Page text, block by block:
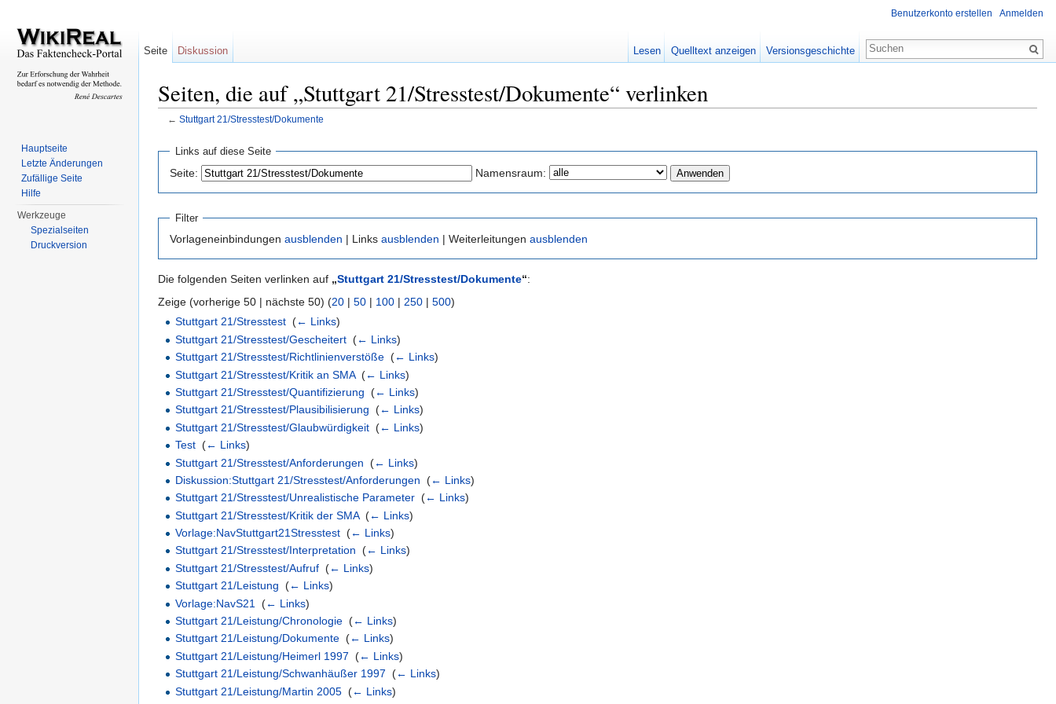
Seiten, die auf „Stuttgart 21/Stresstest/Dokumente“ verlinken
← Stuttgart 21/Stresstest/Dokumente
Links auf diese Seite
Seite: Namensraum:
Filter
Vorlageneinbindungen ausblenden | Links ausblenden | Weiterleitungen ausblenden
Die folgenden Seiten verlinken auf „Stuttgart 21/Stresstest/Dokumente“:
Zeige (vorherige 50 | nächste 50) (20 | 50 | 100 | 250 | 500)
Stuttgart 21/Stresstest (← Links)
Stuttgart 21/Stresstest/Gescheitert (← Links)
Stuttgart 21/Stresstest/Richtlinienverstöße (← Links)
Stuttgart 21/Stresstest/Kritik an SMA‎ (← Links)
Stuttgart 21/Stresstest/Quantifizierung
(← Links)
Stuttgart 21/Stresstest/Plausibilisierung
(← Links)
Stuttgart 21/Stresstest/Glaubwürdigkeit (← Links)
Test (← Links)
Stuttgart 21/Stresstest/Anforderungen
(← Links)
Diskussion:Stuttgart 21/Stresstest/Anforderungen
(← Links)
Stuttgart 21/Stresstest/Unrealistische Parameter (← Links)
Stuttgart 21/Stresstest/Kritik der SMA‎ (← Links)
Vorlage:NavStuttgart21Stresstest (← Links)
Stuttgart 21/Stresstest/Interpretation
(← Links)
Stuttgart 21/Stresstest/Aufruf (← Links)
Stuttgart 21/Leistung
(← Links)
Vorlage:NavS21
(← Links)
Stuttgart 21/Leistung/Chronologie (← Links)
Stuttgart 21/Leistung/Dokumente (← Links)
Stuttgart 21/Leistung/Heimerl 1997
(← Links)
Stuttgart 21/Leistung/Schwanhäußer 1997
(← Links)
Stuttgart 21/Leistung/Martin 2005 (← Links)
Benutzerkonto erstellen Anmelden
Seite Diskussion Lesen Quelltext anzeigen Versionsgeschichte
Hauptseite
Letzte Änderungen
Zufällige Seite
Hilfe
Werkzeuge
Spezialseiten
Druckversion